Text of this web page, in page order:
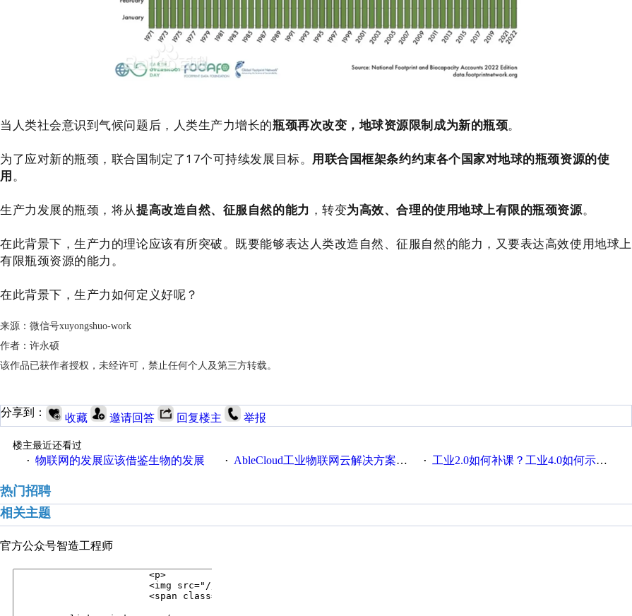
当人类社会意识到气候问题后，人类生产力增长的瓶颈再次改变，地球资源限制成为新的瓶颈。
为了应对新的瓶颈，联合国制定了17个可持续发展目标。 用联合国框架条约约束各个国家对地球的瓶颈资源的使
用。
生产力发展的瓶颈，将从提高改造自然、征服自然的能力 ，转变为高效、合理的使用地球上有限的瓶颈资源。
在此背景下，生产力的理论应该有所突破。既要能够表达人类改造自然、征服自然的能力，又要表达高效使用地球上
有限瓶颈资源的能力。
在此背景下，生产力如何定义好呢？
来源：微信号xuyongshuo-work
作者：许永硕
该作品已获作者授权，未经许可，禁止任何个人及第三方转载。
分享到： 收藏 邀请回答 回复楼主 举报
楼主最近还看过
· 物联网的发展应该借鉴生物的发展 · AbleCloud工业物联网云解决方案实践及应用 · 工业2.0如何补课？工业4.0如何示范？
热门招聘
相关主题
官方公众号智造工程师